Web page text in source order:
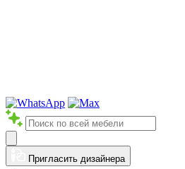
Пригласить дизайнера